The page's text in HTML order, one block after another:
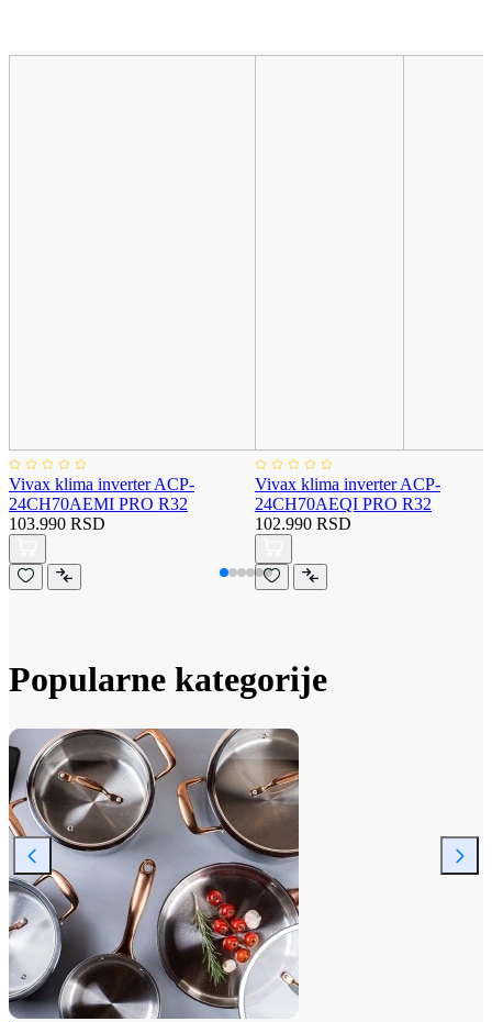
Vivax klima inverter ACP-
24CH70AEMI PRO R32
103.990 RSD
Vivax klima inverter ACP-
24CH70AEQI PRO R32
102.990 RSD
Popularne kategorije